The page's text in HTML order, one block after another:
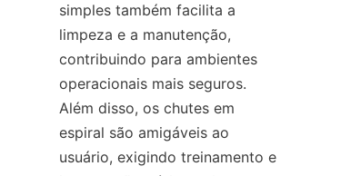
simples também facilita a
limpeza e a manutenção,
contribuindo para ambientes
operacionais mais seguros.
Além disso, os chutes em
espiral são amigáveis ao
usuário, exigindo treinamento e